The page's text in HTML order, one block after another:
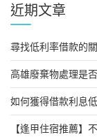
近期文章
尋找低利率借款的
高雄廢棄物處理是
如何獲得借款利息
【逢甲住宿推薦】